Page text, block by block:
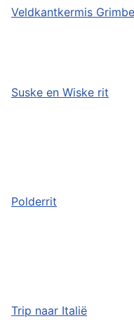
Veldkantkermis
Suske en Wiske rit
Polderrit
Trip naar Italië